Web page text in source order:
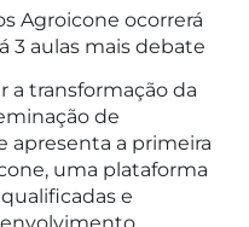
Agroicone ocorrerá
3 aulas mais debate
a transformação da
de
apresenta a primeira
uma plataforma
e